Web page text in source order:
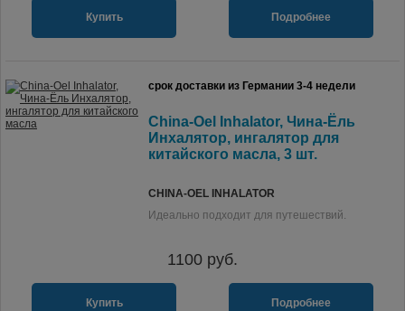
Купить Подробнее
срок доставки из Германии 3-4 недели
China-Oel Inhalator, Чина-Ёль
Инхалятор, ингалятор для
китайского масла, 3 шт.
CHINA-OEL INHALATOR
Идеально подходит для путешествий.
1100 руб.
Купить Подробнее